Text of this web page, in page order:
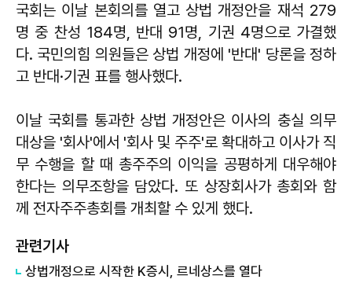
국회는 이날 본회의를 열고 상법 개정안을 재석 279
명 중 찬성 184명, 반대 91명, 기권 4명으로 가결했
다. 국민의힘 의원들은 상법 개정에 '반대' 당론을 정하
고 반대·기권 표를 행사했다.
이날 국회를 통과한 상법 개정안은 이사의 충실 의무
대상을 '회사'에서 '회사 및 주주'로 확대하고 이사가 직
무 수행을 할 때 총주주의 이익을 공평하게 대우해야
한다는 의무조항을 담았다. 또 상장회사가 총회와 함
께 전자주주총회를 개최할 수 있게 했다.
관련기사
상법개정으로 시작한 K증시, 르네상스를 열다